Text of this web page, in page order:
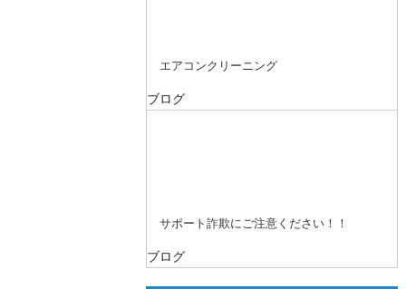
エアコンクリーニング
ブログ
サポート詐欺にご注意ください！！
ブログ